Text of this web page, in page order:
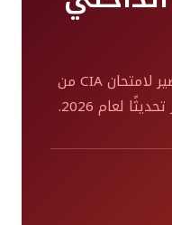
البرنامج الأقوى والأشمل للتحضير لامتحان CIA من
لعام 2026.